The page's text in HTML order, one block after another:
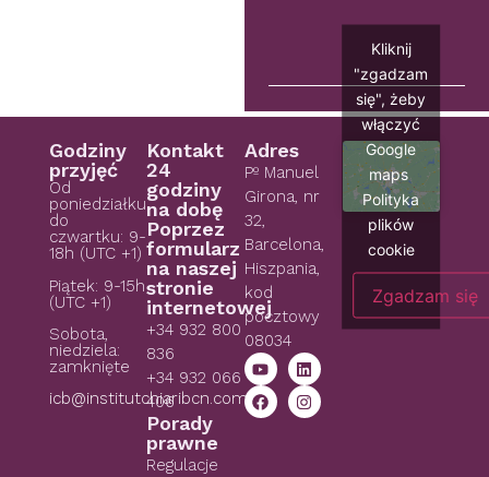
Godziny
przyjęć
Od
poniedziałku
do
czwartku: 9-
18h (UTC +1)
Piątek: 9-15h
(UTC +1)
Sobota,
niedziela:
zamknięte
icb@institutchiaribcn.com
Kontakt
24
godziny
na dobę
Poprzez
formularz
na naszej
stronie
internetowej
+34 932 800
836
+34 932 066
406
Porady
prawne
Regulacje
Adres
Pº Manuel
Girona, nr
32,
Barcelona,
Hiszpania,
kod
pocztowy
08034
Kliknij
"zgadzam
się", żeby
włączyć
Google
maps
Polityka
plików
cookie
Zgadzam się